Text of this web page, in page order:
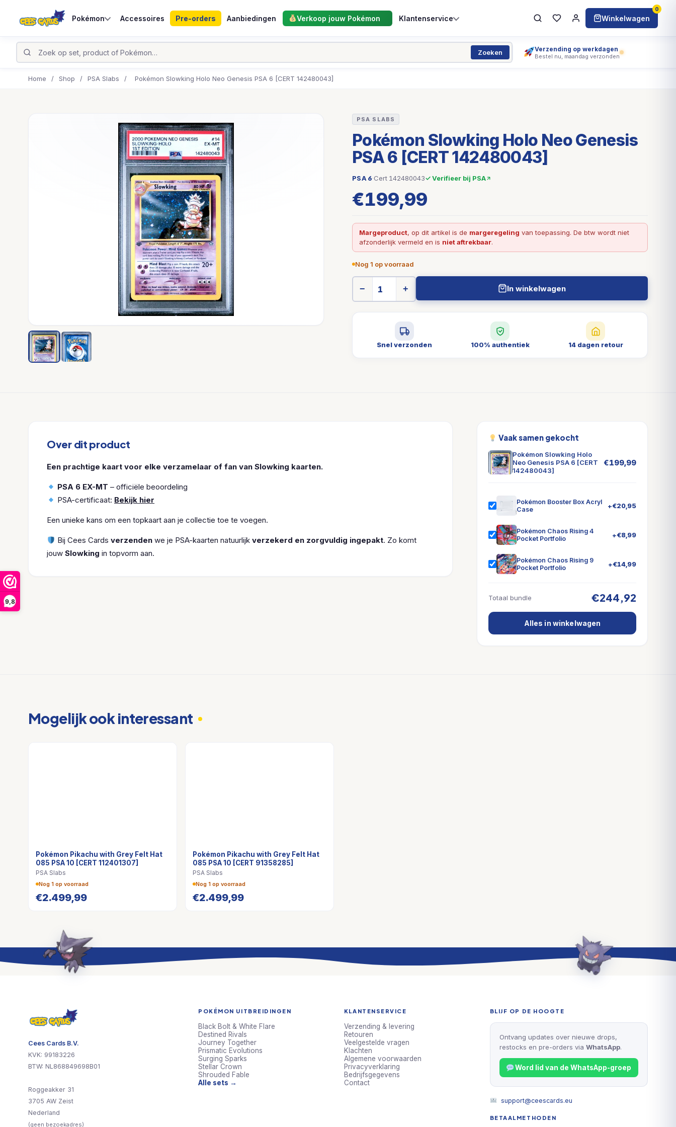
9,8
Pokémon Accessoires Pre-orders Aanbiedingen Verkoop jouw Pokémon Klantenservice Winkelwagen
0
Zoeken Verzending op werkdagen
Bestel nu, maandag verzonden
Home / Shop / PSA Slabs / Pokémon Slowking Holo Neo Genesis PSA 6 [CERT 142480043]
PSA SLABS
Pokémon Slowking Holo Neo Genesis
PSA 6 [CERT 142480043]
PSA 6·Cert 142480043✓ Verifieer bij PSA
€199,99
Margeproduct, op dit artikel is de margeregeling van toepassing. De btw wordt niet
afzonderlijk vermeld en is niet aftrekbaar.
Nog 1 op voorraad
− + In winkelwagen
Snel verzonden 100% authentiek 14 dagen retour
Over dit product
Een prachtige kaart voor elke verzamelaar of fan van Slowking kaarten.
PSA 6 EX-MT– officiële beoordeling
PSA-certificaat: Bekijk hier
Een unieke kans om een topkaart aan je collectie toe te voegen.
Bij Cees Cardsverzenden we je PSA-kaarten natuurlijkverzekerd en zorgvuldig ingepakt. Zo komt
jouw Slowking in topvorm aan.
Vaak samen gekocht
Pokémon Slowking Holo
Neo Genesis PSA 6 [CERT
142480043]
€199,99
Pokémon Booster Box Acryl
Case
+€20,95
Pokémon Chaos Rising 4
Pocket Portfolio
+€8,99
Pokémon Chaos Rising 9
Pocket Portfolio
+€14,99
Totaal bundle €244,92
Alles in winkelwagen
Mogelijk ook interessant
Pokémon Pikachu with Grey Felt Hat
085 PSA 10 [CERT 112401307]
PSA Slabs
Nog 1 op voorraad
€2.499,99
Pokémon Pikachu with Grey Felt Hat
085 PSA 10 [CERT 91358285]
PSA Slabs
Nog 1 op voorraad
€2.499,99
Cees Cards B.V.
KVK: 99183226
BTW: NL868849698B01
Roggeakker 31
3705 AW Zeist
Nederland
(geen bezoekadres)
POKÉMON UITBREIDINGEN
Black Bolt & White Flare
Destined Rivals
Journey Together
Prismatic Evolutions
Surging Sparks
Stellar Crown
Shrouded Fable
Alle sets →
KLANTENSERVICE
Verzending & levering
Retouren
Veelgestelde vragen
Klachten
Algemene voorwaarden
Privacyverklaring
Bedrijfsgegevens
Contact
BLIJF OP DE HOOGTE
Ontvang updates over nieuwe drops,
restocks en pre-orders via WhatsApp.
Word lid van de WhatsApp-groep
support@ceescards.eu
BETAALMETHODEN